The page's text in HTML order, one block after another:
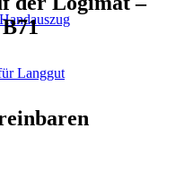
Langgut